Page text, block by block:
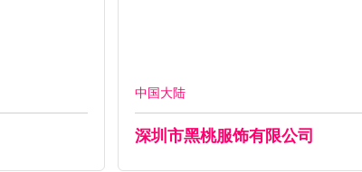
中国大陆
深圳市黑桃服饰有限公司